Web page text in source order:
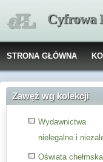
Cyfrowa
STRONA GŁÓWNA
Zawęź wg kolekcji
Wydawnictwa
nielegalne i
Oświata chełmska